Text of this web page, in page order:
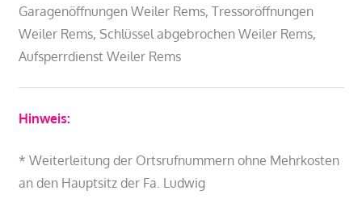
Garagenöffnungen Weiler Rems, Tressoröffnungen
Weiler Rems, Schlüssel abgebrochen Weiler Rems,
Aufsperrdienst Weiler Rems
Hinweis:
* Weiterleitung der Ortsrufnummern ohne Mehrkosten
an den Hauptsitz der Fa. Ludwig